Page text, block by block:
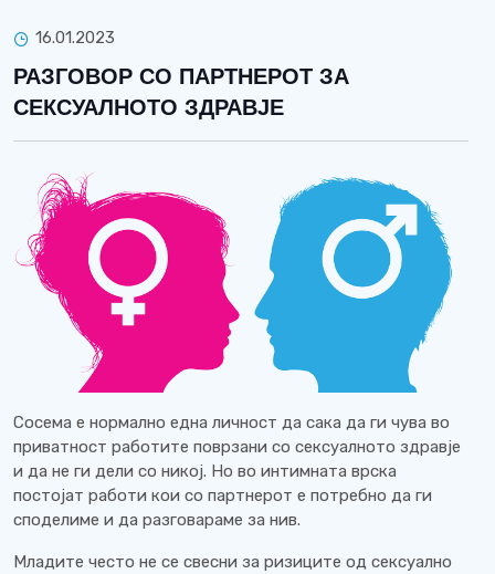
16.01.2023
РАЗГОВОР СО ПАРТНЕРОТ ЗА
СЕКСУАЛНОТО ЗДРАВЈЕ
Сосема е нормално една личност да сака да ги чува во
приватност работите поврзани со сексуалното здравје
и да не ги дели со никој. Но во интимната врска
постојат работи кои со партнерот е потребно да ги
споделиме и да разговараме за нив.
Младите често не се свесни за ризиците од сексуално